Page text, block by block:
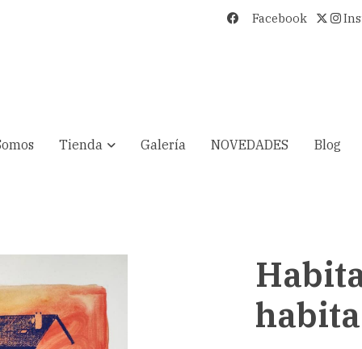
Facebook
Tienda Galería NOVEDADES Blog